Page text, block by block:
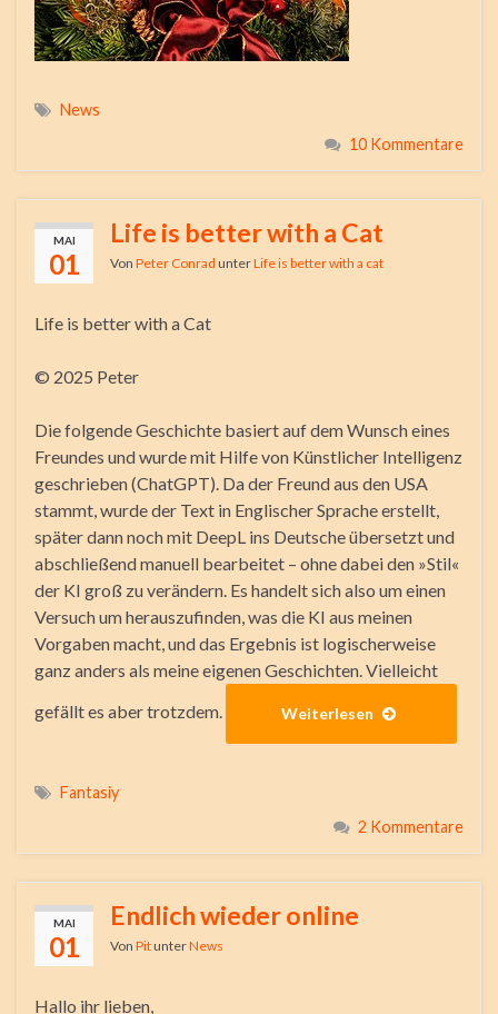
News
10 Kommentare
MAI
01
Life is better with a Cat
Von Peter Conrad unterLife is better with a cat
Life is better with a Cat
© 2025 Peter
Die folgende Geschichte basiert auf dem Wunsch eines
Freundes und wurde mit Hilfe von Künstlicher Intelligenz
geschrieben (ChatGPT). Da der Freund aus den USA
stammt, wurde der Text in Englischer Sprache erstellt,
später dann noch mit DeepL ins Deutsche übersetzt und
abschließend manuell bearbeitet – ohne dabei den »Stil«
der KI groß zu verändern. Es handelt sich also um einen
Versuch um herauszufinden, was die KI aus meinen
Vorgaben macht, und das Ergebnis ist logischerweise
ganz anders als meine eigenen Geschichten. Vielleicht
gefällt es aber trotzdem.
Weiterlesen
Fantasiy
2 Kommentare
MAI
01
Endlich wieder online
Von PitunterNews
Hallo ihr lieben,